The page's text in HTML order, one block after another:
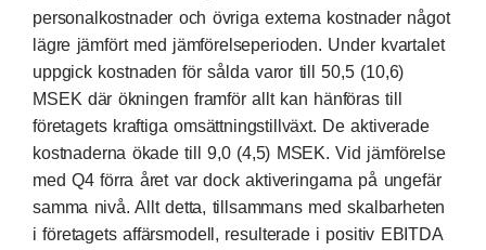
personalkostnader och övriga externa kostnader något
lägre jämfört med jämförelseperioden. Under kvartalet
uppgick kostnaden för sålda varor till 50,5 (10,6)
MSEK där ökningen framför allt kan hänföras till
företagets kraftiga omsättningstillväxt. De aktiverade
kostnaderna ökade till 9,0 (4,5) MSEK. Vid jämförelse
med Q4 förra året var dock aktiveringarna på ungefär
samma nivå. Allt detta, tillsammans med skalbarheten
i företagets affärsmodell, resulterade i positiv EBITDA